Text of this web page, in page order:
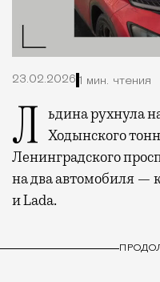
23.02.2026 1 мин. чтения
Льдина рухнула на проезжую часть с крыши Ходынского
Ленинградского
на два автомобиля —
и Lada.